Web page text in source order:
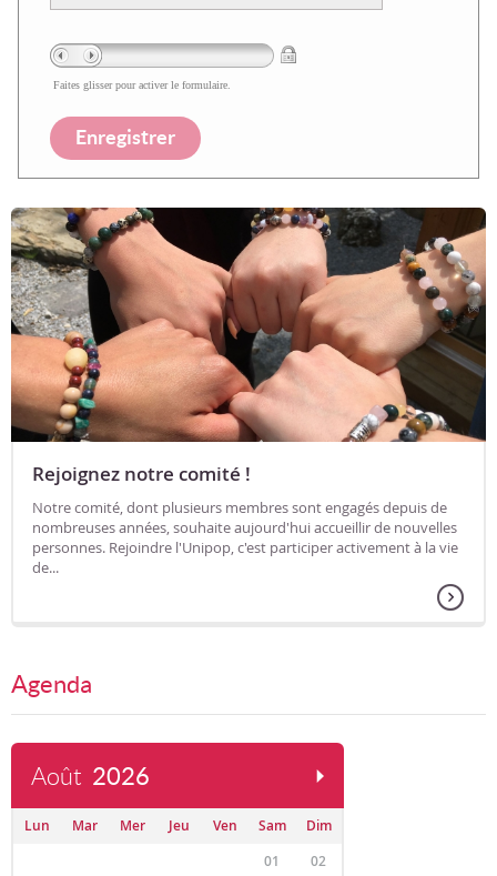
Faites glisser pour activer le formulaire.
Rejoignez notre comité !
Notre comité, dont plusieurs membres sont engagés depuis de
nombreuses années, souhaite aujourd'hui accueillir de nouvelles
personnes. Rejoindre l'Unipop, c'est participer activement à la vie
de...
Agenda
Août 2026
Lun Mar Mer Jeu Ven Sam
Dim
01
02